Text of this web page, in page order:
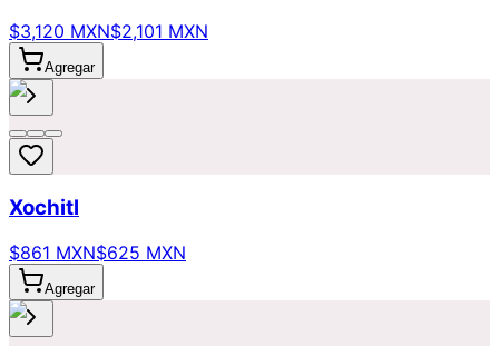
$3,120 MXN$2,101 MXN
Agregar
Xochitl
$861 MXN$625 MXN
Agregar